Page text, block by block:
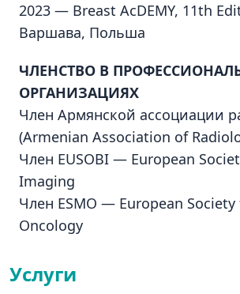
2023 — Breast AcDEMY, 11th
Варшава, Польша
ЧЛЕНСТВО В
ОРГАНИЗАЦИЯХ
Член Армянской ассоциации
(Armenian Association of
Член EUSOBI — European
Imaging
Член ESMO — European
Oncology
Услуги